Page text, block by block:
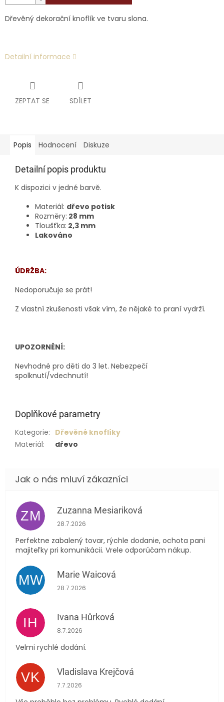
Dřevěný dekorační knoflík ve tvaru slona.
Detailní informace
ZEPTAT SE SDÍLET
Popis Hodnocení Diskuze
Detailní popis produktu
K dispozici v jedné barvě.
Materiál: dřevo potisk
Rozměry: 28 mm
Tloušťka: 2,3 mm
Lakováno
ÚDRŽBA:
Nedoporučuje se prát!
Z vlastní zkušenosti však vím, že nějaké to praní vydrží.
UPOZORNĚNÍ:
Nevhodné pro děti do 3 let. Nebezpečí
spolknutí/vdechnutí!
Doplňkové parametry
Kategorie: Dřevěné knoflíky
Materiál: dřevo
ZM Zuzanna Mesiariková
Hodnocení obchodu je 5 z 5 hvězdiček.
28.7.2026
Perfektne zabalený tovar, rýchle dodanie, ochota pani
majiteľky pri komunikácii. Vrele odporúčam nákup.
MW Marie Waicová
Hodnocení obchodu je 5 z 5 hvězdiček.
28.7.2026
IH Ivana Hůrková
Hodnocení obchodu je 5 z 5 hvězdiček.
8.7.2026
Velmi rychlé dodání.
VK Vladislava Krejčová
Hodnocení obchodu je 5 z 5 hvězdiček.
7.7.2026